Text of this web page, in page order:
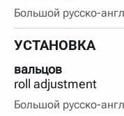
Большой русско-
УСТАНОВКА
вальцов
roll adjustment
Большой русско-